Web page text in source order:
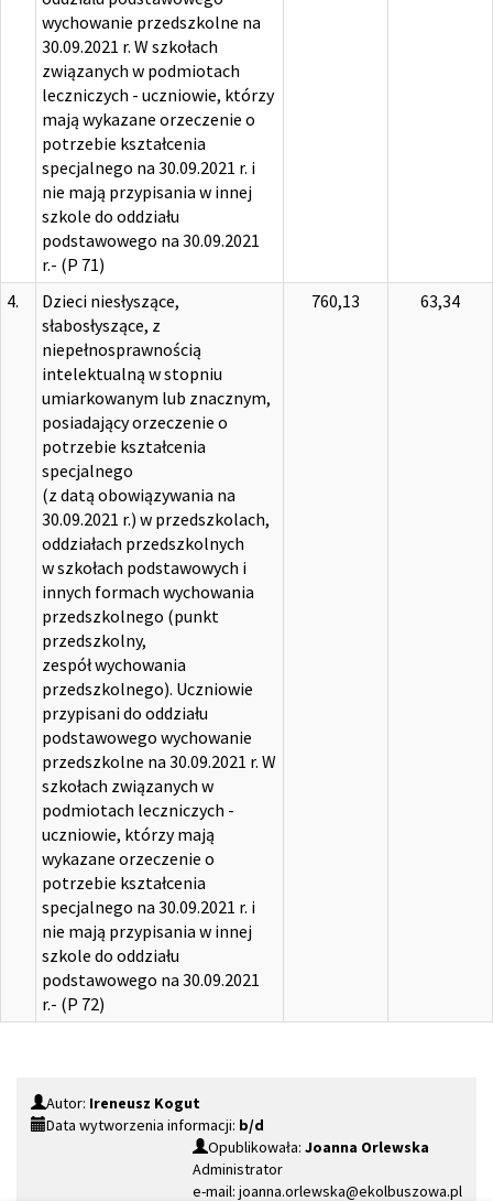
wychowanie przedszkolne na
30.09.2021 r. W szkołach
związanych w podmiotach
leczniczych - uczniowie, którzy
mają wykazane orzeczenie o
potrzebie kształcenia
specjalnego na 30.09.2021 r. i
nie mają przypisania w innej
szkole do oddziału
podstawowego na 30.09.2021
r.- (P 71)
4.
Dzieci niesłyszące,
słabosłyszące, z
niepełnosprawnością
intelektualną w stopniu
umiarkowanym lub znacznym,
posiadający orzeczenie o
potrzebie kształcenia
specjalnego
(z datą obowiązywania na
30.09.2021 r.) w przedszkolach,
oddziałach przedszkolnych
w szkołach podstawowych i
innych formach wychowania
przedszkolnego (punkt
przedszkolny,
zespół wychowania
przedszkolnego). Uczniowie
przypisani do oddziału
podstawowego wychowanie
przedszkolne na 30.09.2021 r. W
szkołach związanych w
podmiotach leczniczych -
uczniowie, którzy mają
wykazane orzeczenie o
potrzebie kształcenia
specjalnego na 30.09.2021 r. i
nie mają przypisania w innej
szkole do oddziału
podstawowego na 30.09.2021
r.- (P 72)
760,13 63,34
Autor: Ireneusz Kogut
Data wytworzenia informacji: b/d
Opublikowała: Joanna Orlewska
Administrator
e-mail: joanna.orlewska@ekolbuszowa.pl